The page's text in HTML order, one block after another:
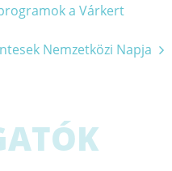
a Várkert
Nemzetközi Napja